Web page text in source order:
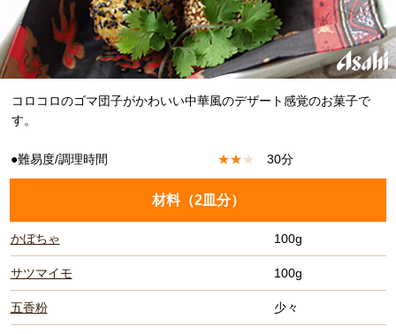
コロコロのゴマ団子がかわいい中華風のデザート感覚のお菓子で
す。
●難易度/調理時間 ★★★ 30分
材料（2皿分）
かぼちゃ 100g
サツマイモ 100g
五香粉 少々